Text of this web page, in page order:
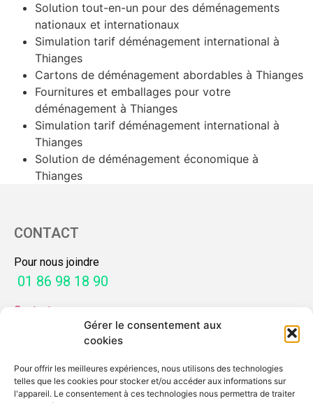
Gérer le consentement aux
cookies
Pour offrir les meilleures expériences, nous utilisons des technologies
telles que les cookies pour stocker et/ou accéder aux informations sur
l'appareil. Le consentement à ces technologies nous permettra de traiter
Solution tout-en-un pour des déménagements
nationaux et internationaux
Simulation tarif déménagement international à
Thianges
Cartons de déménagement abordables à Thianges
Fournitures et emballages pour votre
déménagement à Thianges
Simulation tarif déménagement international à
Thianges
Solution de déménagement économique à
Thianges
CONTACT
Pour nous joindre
01 86 98 18 90
Contactez-nous
Mon guide déménagement
Demande de devis